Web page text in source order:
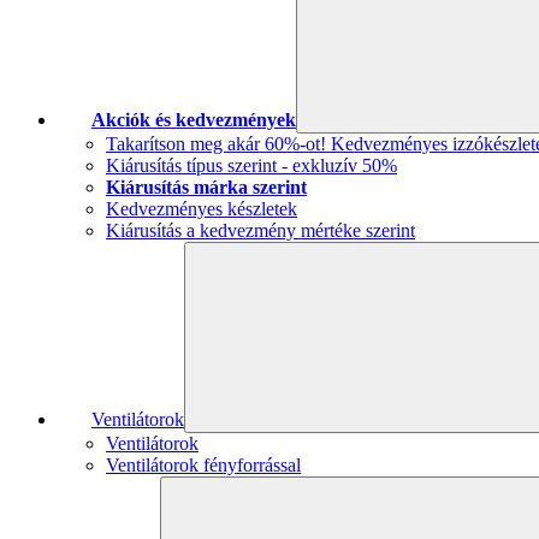
Akciók és kedvezmények
Takarítson meg akár 60%-ot! Kedvezményes
Kiárusítás típus szerint - exkluzív 50%
Kiárusítás márka szerint
Kedvezményes készletek
Kiárusítás a kedvezmény mértéke szerint
Ventilátorok
Ventilátorok
Ventilátorok fényforrással